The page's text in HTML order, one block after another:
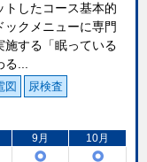
トしたコース基本的
ックメニューに専門
施する「眠っている
る...
図
尿検査
9月 10月